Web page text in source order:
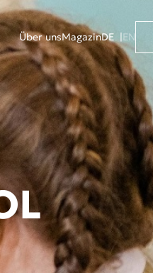
Über unsMagazinDE EN